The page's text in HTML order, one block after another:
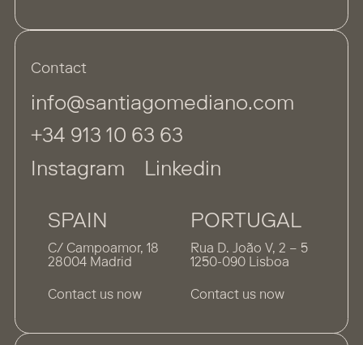
Contact
info@santiagomediano.com
+34 913 10 63 63
Instagram
Linkedin
SPAIN
C/ Campoamor, 18
28004 Madrid
Contact us now
PORTUGAL
Rua D. João V, 2 – 5
1250-090 Lisboa
Contact us now